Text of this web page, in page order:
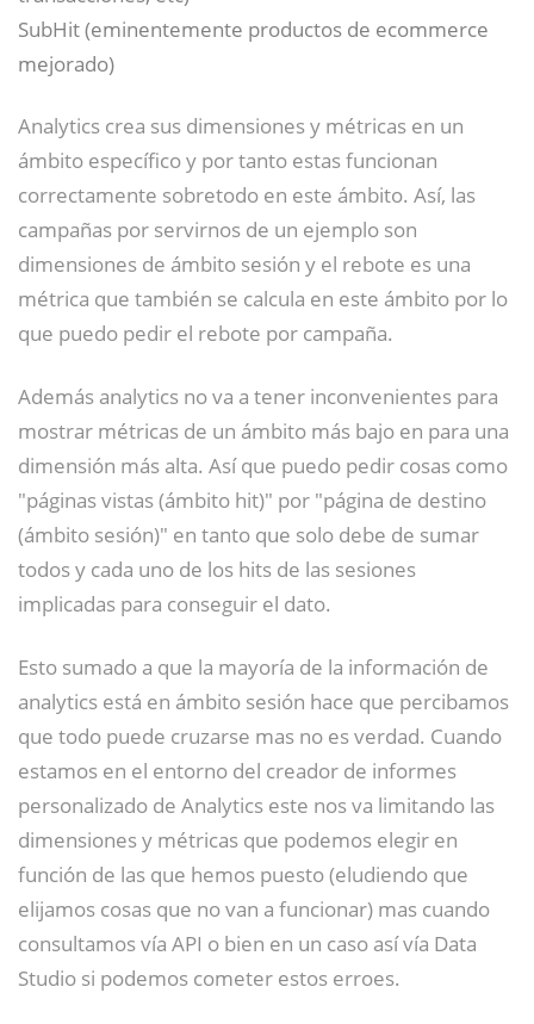
SubHit (eminentemente productos de ecommerce
mejorado)
Analytics crea sus dimensiones y métricas en un
ámbito específico y por tanto estas funcionan
correctamente sobretodo en este ámbito. Así, las
campañas por servirnos de un ejemplo son
dimensiones de ámbito sesión y el rebote es una
métrica que también se calcula en este ámbito por lo
que puedo pedir el rebote por campaña.
Además analytics no va a tener inconvenientes para
mostrar métricas de un ámbito más bajo en para una
dimensión más alta. Así que puedo pedir cosas como
"páginas vistas (ámbito hit)" por "página de destino
(ámbito sesión)" en tanto que solo debe de sumar
todos y cada uno de los hits de las sesiones
implicadas para conseguir el dato.
Esto sumado a que la mayoría de la información de
analytics está en ámbito sesión hace que percibamos
que todo puede cruzarse mas no es verdad. Cuando
estamos en el entorno del creador de informes
personalizado de Analytics este nos va limitando las
dimensiones y métricas que podemos elegir en
función de las que hemos puesto (eludiendo que
elijamos cosas que no van a funcionar) mas cuando
consultamos vía API o bien en un caso así vía Data
Studio si podemos cometer estos erroes.